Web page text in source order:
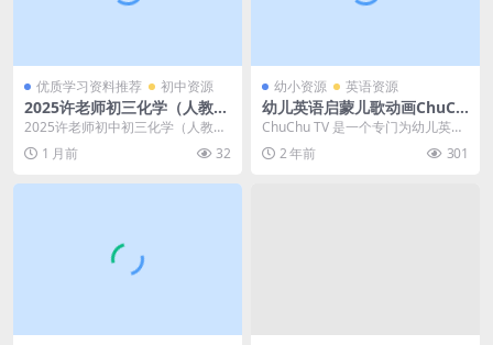
优质学习资料推荐 初中资源
2025许老师初三化学（人教
版）全套视频+资料 百度网盘
2025许老师初中初三化学（人教
版）全套视频及资料下载，是一套
专为初三学生备战中...
1 月前 32
幼小资源 英语资源
幼儿英语启蒙儿歌动画ChuCh
u TV，275集+，1080P高清视
载！
ChuChu TV 是一个专门为幼儿英语
启蒙设计的儿歌动画频道，它以色
彩鲜艳、节...
2 年前 301